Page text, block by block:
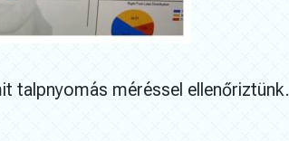
talpnyomás méréssel ellenőriztünk.